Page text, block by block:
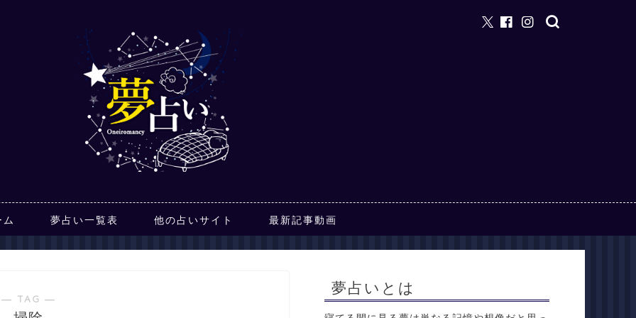
ム 夢占い一覧表 他の占いサイト 最新記事動画
― TAG ―
夢占いとは